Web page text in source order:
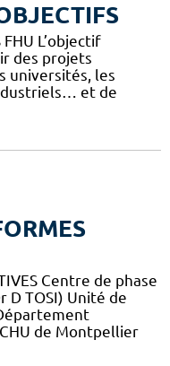
L’objectif
des projets
universités, les
et de
Centre de phase
D TOSI) Unité de
CHU de Montpellier